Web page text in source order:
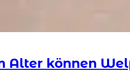
Alter können